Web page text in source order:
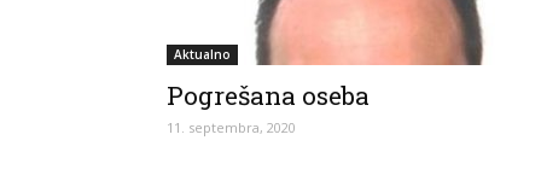
Aktualno
Pogrešana oseba
11. septembra, 2020